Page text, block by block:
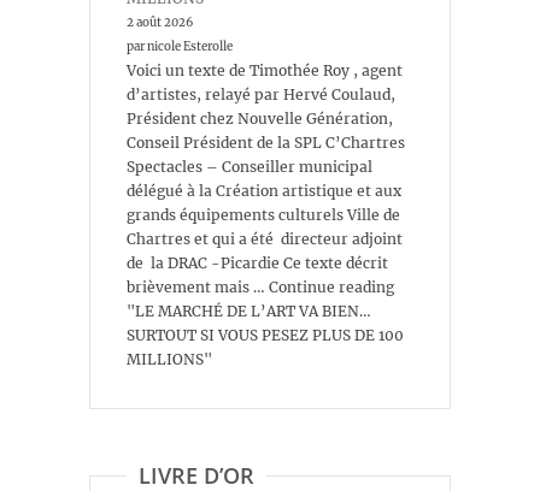
2 août 2026
par nicole Esterolle
Voici un texte de Timothée Roy , agent
d’artistes, relayé par Hervé Coulaud,
Président chez Nouvelle Génération,
Conseil Président de la SPL C’Chartres
Spectacles – Conseiller municipal
délégué à la Création artistique et aux
grands équipements culturels Ville de
Chartres et qui a été directeur adjoint
de la DRAC -Picardie Ce texte décrit
brièvement mais … Continue reading
"LE MARCHÉ DE L’ART VA BIEN…
SURTOUT SI VOUS PESEZ PLUS DE 100
MILLIONS"
LIVRE D’OR